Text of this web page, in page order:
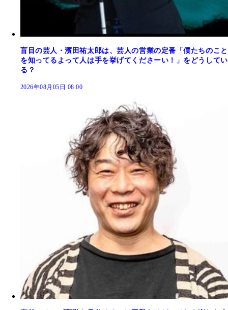
盲目の芸人・濱田祐太郎は、芸人の営業の定番「僕たちのこと
を知ってるよって人は手を挙げてくださーい！」をどうしてい
る？
2026年08月05日 08:00